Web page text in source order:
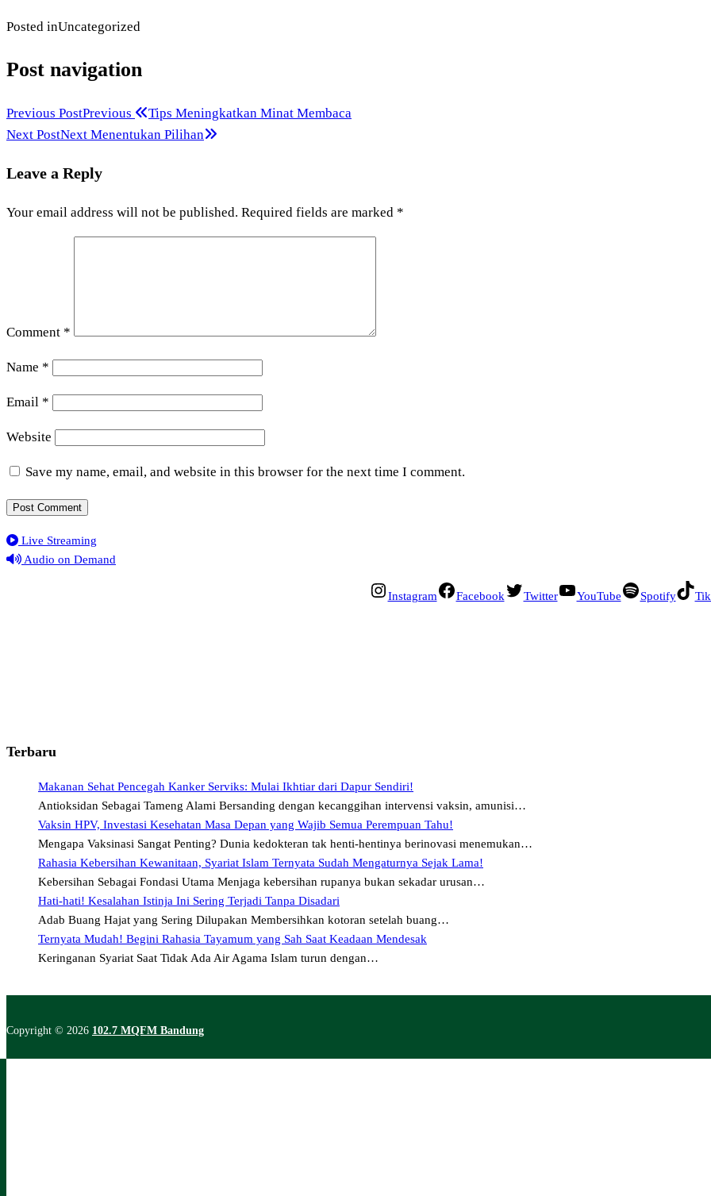
Posted inUncategorized
Post navigation
Previous PostPrevious
Tips Meningkatkan Minat Membaca
Next PostNext Menentukan Pilihan
Leave a Reply
Your email address will not be published. Required fields are marked *
Comment *
Name *
Email *
Website
Save my name, email, and website in this browser for the next time I comment.
Live Streaming
Audio on Demand
Instagram Facebook Twitter YouTube Spotify
Terbaru
Makanan Sehat Pencegah Kanker Serviks: Mulai Ikhtiar dari Dapur Sendiri!
Antioksidan Sebagai Tameng Alami Bersanding dengan kecanggihan intervensi vaksin, amunisi…
Vaksin HPV, Investasi Kesehatan Masa Depan yang Wajib Semua Perempuan Tahu!
Mengapa Vaksinasi Sangat Penting? Dunia kedokteran tak henti-hentinya berinovasi menemukan…
Rahasia Kebersihan Kewanitaan, Syariat Islam Ternyata Sudah Mengaturnya Sejak Lama!
Kebersihan Sebagai Fondasi Utama Menjaga kebersihan rupanya bukan sekadar urusan…
Hati-hati! Kesalahan Istinja Ini Sering Terjadi Tanpa Disadari
Adab Buang Hajat yang Sering Dilupakan Membersihkan kotoran setelah buang…
Ternyata Mudah! Begini Rahasia Tayamum yang Sah Saat Keadaan Mendesak
Keringanan Syariat Saat Tidak Ada Air Agama Islam turun dengan…
Copyright © 2026 102.7 MQFM Bandung